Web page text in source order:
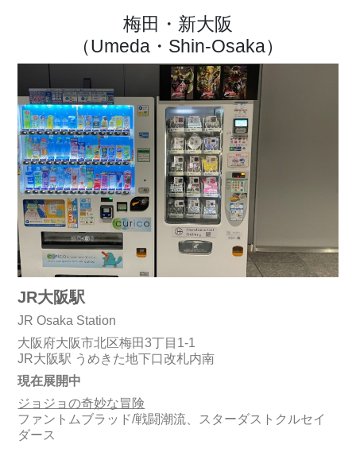
梅田・新大阪
（Umeda・Shin-Osaka）
JR大阪駅
JR Osaka Station
大阪府大阪市北区梅田3丁目1-1
JR大阪駅 うめきた地下口改札内南
現在展開中
ジョジョの奇妙な冒険
ファントムブラッド/戦闘潮流、スターダストクルセイ
ダース